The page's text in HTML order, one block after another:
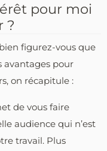
pour moi
?
figurez-vous que
avantages pour
on récapitule :
de vous faire
audience qui n’est
travail. Plus